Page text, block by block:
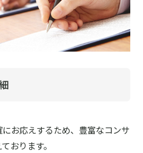
お応えするため、豊富なコンサ
おります。